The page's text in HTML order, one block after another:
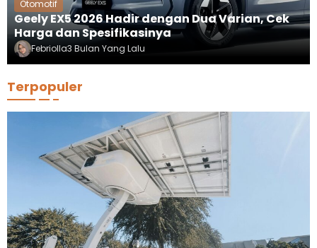
Otomotif
Geely EX5 2026 Hadir dengan Dua Varian, Cek
Harga dan Spesifikasinya
Febriolla3 Bulan Yang Lalu
Terpopuler